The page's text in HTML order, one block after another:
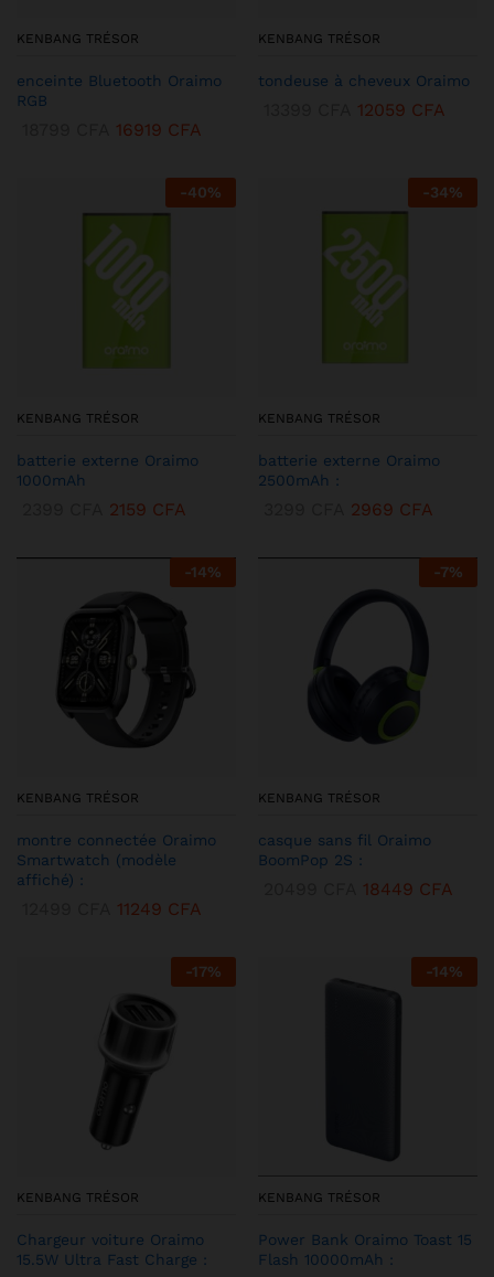
KENBANG TRÉSOR
enceinte Bluetooth Oraimo
RGB
16919 CFA
KENBANG TRÉSOR
tondeuse à cheveux Oraimo
12059 CFA
-40%
KENBANG TRÉSOR
batterie externe Oraimo
1000mAh
2159 CFA
-34%
KENBANG TRÉSOR
batterie externe Oraimo
2500mAh :
2969 CFA
-14%
KENBANG TRÉSOR
montre connectée Oraimo
Smartwatch (modèle
affiché) :
11249 CFA
-7%
KENBANG TRÉSOR
casque sans fil Oraimo
BoomPop 2S :
18449 CFA
-17%
KENBANG TRÉSOR
Chargeur voiture Oraimo
15.5W Ultra Fast Charge :
-14%
KENBANG TRÉSOR
Power Bank Oraimo Toast 15
Flash 10000mAh :